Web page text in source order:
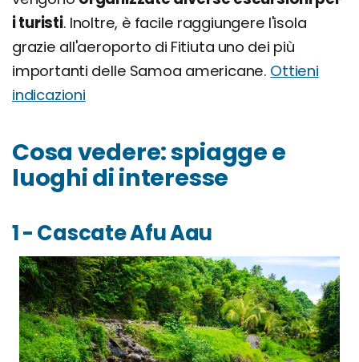
i turisti. Inoltre, è facile raggiungere l'isola
grazie all'aeroporto di Fitiuta uno dei più
importanti delle Samoa americane. Ottieni
indicazioni
Cosa vedere: spiagge e
luoghi di interesse
1 - Cascate Afu Aau